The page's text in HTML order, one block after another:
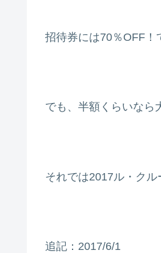
招待券には70％OFF！
でも、半額くらいなら
それでは2017ル・クル
追記：2017/6/1